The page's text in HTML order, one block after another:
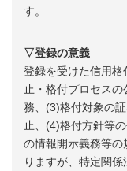
す。
▽登録の意義
登録を受けた信用
止・格付プロセス
務、(3)格付対象の
止、(4)格付方針等
の情報開示義務等
りますが、特定関